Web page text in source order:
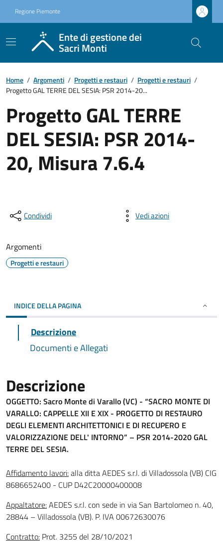
Regione Piemonte
Ente di gestione dei
Sacri Monti
Home / Argomenti / Progetti e restauri / Progetti e restauri /
Progetto GAL TERRE DEL SESIA: PSR 2014-20...
Progetto GAL TERRE
DEL SESIA: PSR 2014-
20, Misura 7.6.4
Condividi Vedi azioni
Argomenti
Progetti e restauri
INDICE DELLA PAGINA
Descrizione
Documenti e Allegati
Descrizione
OGGETTO: Sacro Monte di Varallo (VC) - “SACRO MONTE DI
VARALLO: CAPPELLE XII E XIX - PROGETTO DI RESTAURO
DEGLI ELEMENTI ARCHITETTONICI E DI RECUPERO E
VALORIZZAZIONE DELL' INTORNO” – PSR 2014-2020 GAL
TERRE DEL SESIA.
Affidamento lavori:alla ditta AEDES s.r.l. di Villadossola (VB) CIG
8686652400 - CUP D42C20000400008
Appaltatore:AEDES s.r.l. con sede in via San Bartolomeo n. 40,
28844 – Villadossola (VB). P. IVA 00672630076
Contratto: Prot. 3255 del 28/10/2021